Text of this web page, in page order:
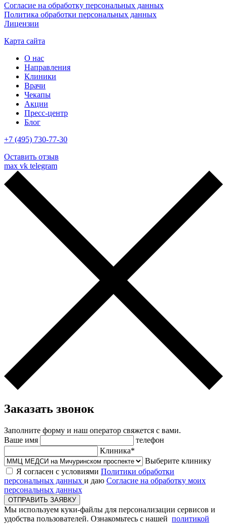
Согласие на обработку персональных данных
Политика обработки персональных данных
Лицензии
Карта сайта
О нас
Направления
Клиники
Врачи
Чекапы
Акции
Пресс-центр
Блог
+7 (495) 730-77-30
Оставить отзыв
max vk telegram
Заказать звонок
Заполните форму и наш оператор свяжется с вами.
Ваше имя
телефон
Клиника*
Выберите клинику
Я согласен с условиями Политики обработки
персональных данных и даю Согласие на обработку моих
персональных данных
ОТПРАВИТЬ ЗАЯВКУ
Мы используем куки-файлы для персонализации сервисов и
удобства пользователей. Ознакомьтесь с нашей политикой